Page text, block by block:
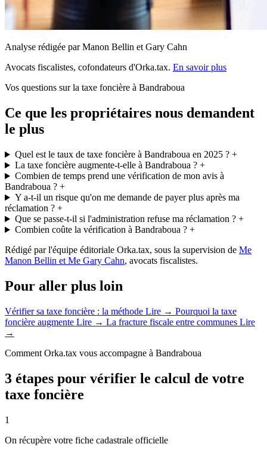
Analyse rédigée par Manon Bellin et Gary Cahn
Avocats fiscalistes, cofondateurs d'Orka.tax. En savoir plus
Vos questions sur la taxe foncière à Bandraboua
Ce que les propriétaires nous demandent
le plus
Quel est le taux de taxe foncière à Bandraboua en 2025 ?+
La taxe foncière augmente-t-elle à Bandraboua ?+
Combien de temps prend une vérification de mon avis à
Bandraboua ? +
Y a-t-il un risque qu'on me demande de payer plus après ma
réclamation ? +
Que se passe-t-il si l'administration refuse ma réclamation ?+
Combien coûte la vérification à Bandraboua ?+
Rédigé par l'équipe éditoriale Orka.tax, sous la supervision de Me
Manon Bellin et Me Gary Cahn, avocats fiscalistes.
Pour aller plus loin
Vérifier sa taxe foncière : la méthode Lire → Pourquoi la taxe
foncière augmente Lire → La fracture fiscale entre communes Lire
→
Comment Orka.tax vous accompagne à Bandraboua
3 étapes pour vérifier le calcul de votre
taxe foncière
1
On récupère votre fiche cadastrale officielle